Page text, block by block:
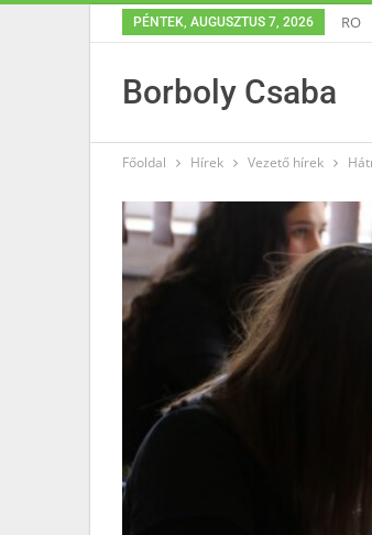
PÉNTEK, AUGUSZTUS 7, 2026 RO
Borboly Csaba
Főoldal Hírek Vezető hírek